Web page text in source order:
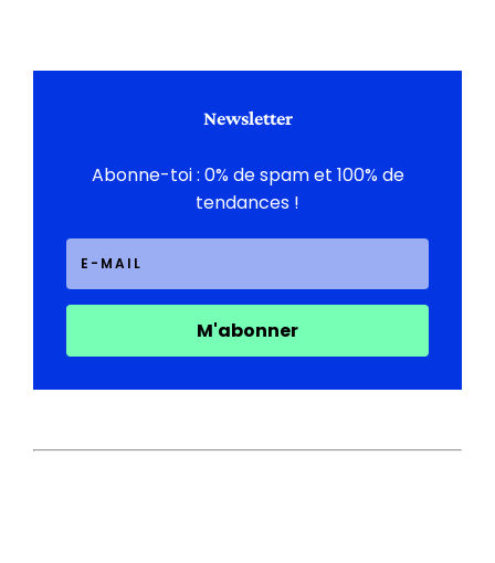
Newsletter
Abonne-toi : 0% de spam et 100% de
tendances !
M'abonner